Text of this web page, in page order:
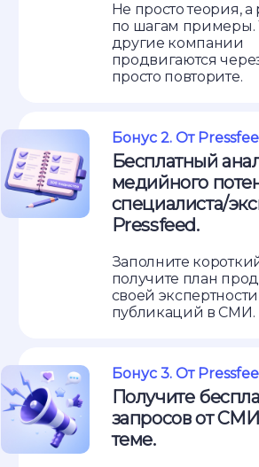
Не просто теория,
по шагам примеры.
другие компании
продвигаются
просто повторите.
Бонус 2. От
Заполните
получите план
своей
публикаций в СМИ.
Бесплатный
медийного
специалиста/
Pressfeed.
Бонус 3. От
Получите
запросов от
теме.